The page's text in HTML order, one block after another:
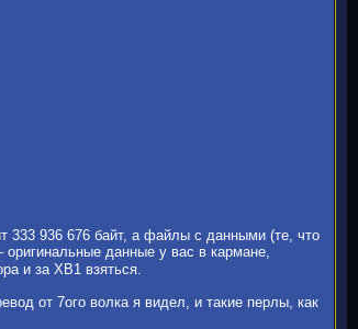
333 936 676 байт, а файлы с данными (те, что
оригинальные данные у вас в кармане,
и за ХВ1 взяться.
от 7ого волка я видел, и такие перлы, как